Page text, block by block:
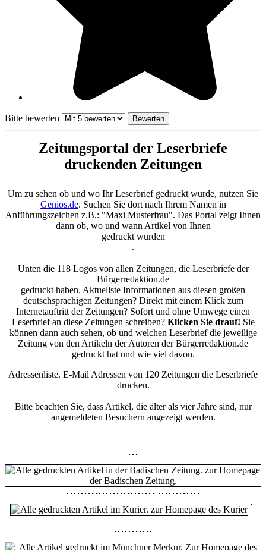
Bitte bewerten
Zeitungsportal der Leserbriefe
druckenden Zeitungen
Um zu sehen ob und wo Ihr Leserbrief gedruckt wurde, nutzen Sie
Genios.de. Suchen Sie dort nach Ihrem Namen in
Anführungszeichen z.B.: "Maxi Musterfrau". Das Portal zeigt Ihnen
dann ob, wo und wann Artikel von Ihnen
gedruckt wurden
.
Unten die 118 Logos von allen Zeitungen, die Leserbriefe der
Bürgerredaktion.de
gedruckt haben. Aktuellste Informationen aus diesen großen
deutschsprachigen Zeitungen? Direkt mit einem Klick zum
Internetauftritt der Zeitungen? Sofort und ohne Umwege einen
Leserbrief an diese Zeitungen schreiben? Klicken Sie drauf! Sie
können dann auch sehen, ob und welchen Leserbrief die jeweilige
Zeitung von den Artikeln der Autoren der Bürgerredaktion.de
gedruckt hat und wie viel davon.
Adressenliste. E-Mail Adressen von 120 Zeitungen die Leserbriefe
drucken.
Bitte beachten Sie, dass Artikel, die älter als vier Jahre sind, nur
angemeldeten Besuchern angezeigt werden.